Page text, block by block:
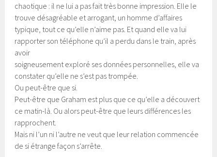
chaotique : il ne lui a pas fait très bonne impression. Elle le
trouve désagréable et arrogant, un homme d’affaires
typique, tout ce qu’elle n’aime pas. Et quand elle va lui
rapporter son téléphone qu’il a perdu dans le train, après
avoir
soigneusement exploré ses données personnelles, elle va
constater qu’elle ne s’est pas trompée.
Ou peut-être que si.
Peut-être que Graham est plus que ce qu’elle a découvert
ce matin-là. Ou alors peut-être que leurs différences les
rapprochent.
Mais ni l’un ni l’autre ne veut que leur relation commencée
de si étrange façon s’arrête.